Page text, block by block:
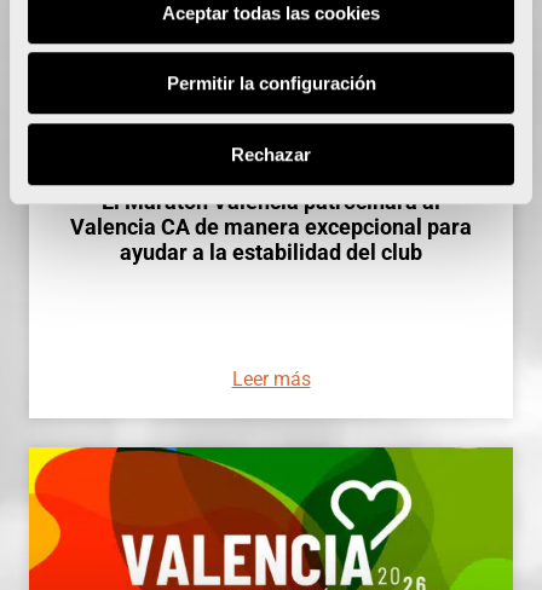
Aceptar todas las cookies
Permitir la configuración
Rechazar
El Maratón Valencia patrocinará al
Valencia CA de manera excepcional para
ayudar a la estabilidad del club
Leer más